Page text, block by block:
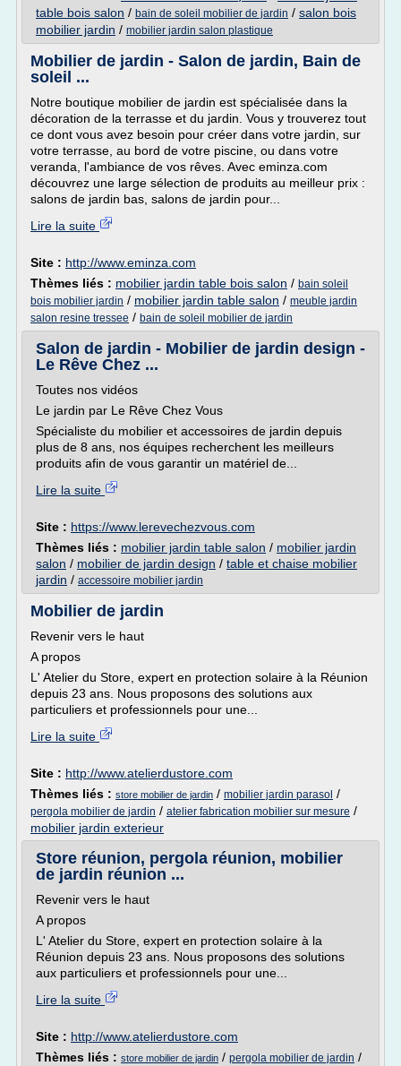
table bois salon / bain de soleil mobilier de jardin / salon bois
mobilier jardin / mobilier jardin salon plastique
Mobilier de jardin - Salon de jardin, Bain de
soleil ...
Notre boutique mobilier de jardin est spécialisée dans la
décoration de la terrasse et du jardin. Vous y trouverez tout
ce dont vous avez besoin pour créer dans votre jardin, sur
votre terrasse, au bord de votre piscine, ou dans votre
veranda, l'ambiance de vos rêves. Avec eminza.com
découvrez une large sélection de produits au meilleur prix :
salons de jardin bas, salons de jardin pour...
Lire la suite
Site : http://www.eminza.com
Thèmes liés : mobilier jardin table bois salon / bain soleil
bois mobilier jardin / mobilier jardin table salon / meuble jardin
salon resine tressee / bain de soleil mobilier de jardin
Salon de jardin - Mobilier de jardin design -
Le Rêve Chez ...
Toutes nos vidéos
Le jardin par Le Rêve Chez Vous
Spécialiste du mobilier et accessoires de jardin depuis
plus de 8 ans, nos équipes recherchent les meilleurs
produits afin de vous garantir un matériel de...
Lire la suite
Site : https://www.lerevechezvous.com
Thèmes liés : mobilier jardin table salon / mobilier jardin
salon / mobilier de jardin design / table et chaise mobilier
jardin / accessoire mobilier jardin
Mobilier de jardin
Revenir vers le haut
A propos
L' Atelier du Store, expert en protection solaire à la Réunion
depuis 23 ans. Nous proposons des solutions aux
particuliers et professionnels pour une...
Lire la suite
Site : http://www.atelierdustore.com
Thèmes liés : store mobilier de jardin / mobilier jardin parasol /
pergola mobilier de jardin / atelier fabrication mobilier sur mesure /
mobilier jardin exterieur
Store réunion, pergola réunion, mobilier
de jardin réunion ...
Revenir vers le haut
A propos
L' Atelier du Store, expert en protection solaire à la
Réunion depuis 23 ans. Nous proposons des solutions
aux particuliers et professionnels pour une...
Lire la suite
Site : http://www.atelierdustore.com
Thèmes liés : store mobilier de jardin / pergola mobilier de jardin /